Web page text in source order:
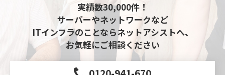
実績数30,000件！
サーバーやネットワークなど
ITインフラのことならネットアシストへ、
お気軽にご相談ください